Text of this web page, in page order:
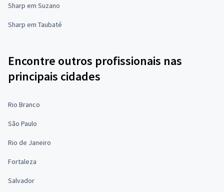
Sharp em Suzano
Sharp em Taubaté
Encontre outros profissionais nas
principais cidades
Rio Branco
São Paulo
Rio de Janeiro
Fortaleza
Salvador